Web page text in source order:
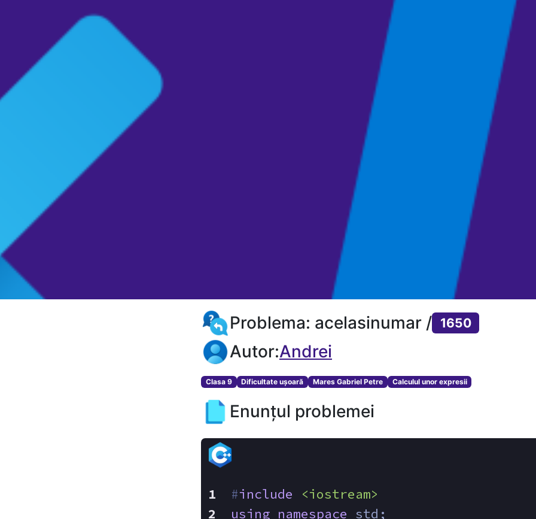
Problema: acelasinumar / 1650
Autor:Andrei
Clasa 9 Dificultate ușoară Mares Gabriel Petre Calculul unor expresii
Enunțul problemei
#include
<iostream>
using namespace std;